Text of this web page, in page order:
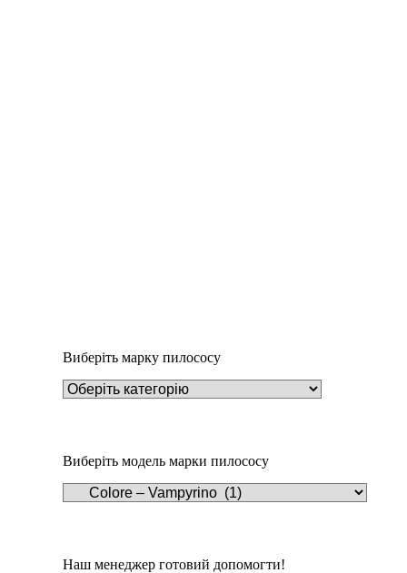
Виберіть марку пилососу
Виберіть модель марки пилососу
Наш менеджер готовий допомогти!